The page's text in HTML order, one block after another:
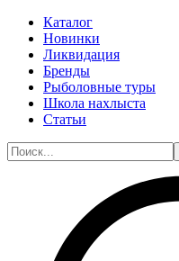
Каталог
Новинки
Ликвидация
Бренды
Рыболовные туры
Школа нахлыста
Статьи